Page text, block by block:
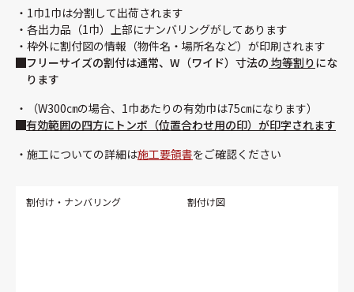
1巾1巾は分割して出荷されます
各出力品（1巾）上部にナンバリングがしてあります
枠外に割付図の情報（物件名・場所名など）が印刷されます
フリーサイズの割付は通常、W（ワイド）寸法の 均等割りにな
ります
（W300㎝の場合、1巾あたりの有効巾は75㎝になります）
有効範囲の四方にトンボ（位置合わせ用の印）が印字されます
施工についての詳細は施工要領書をご確認ください
割付け・ナンバリング 割付け図